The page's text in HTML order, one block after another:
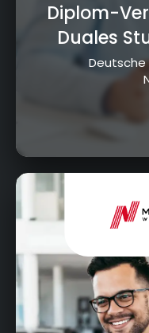
Diplom-
Duales
Deutsche
Nürnberger Str. 95,